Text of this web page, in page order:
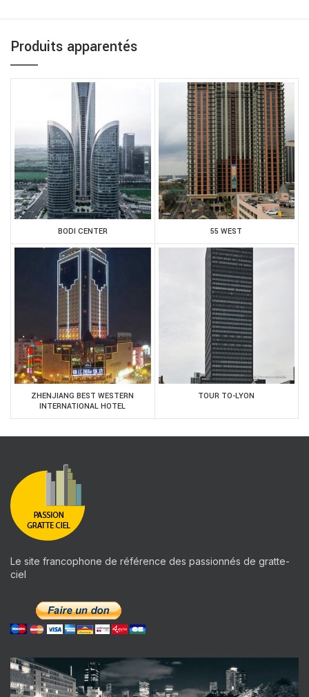
Produits apparentés
BODI CENTER 55 WEST
ZHENJIANG BEST WESTERN
INTERNATIONAL HOTEL
TOUR TO-LYON
Le site francophone de référence des passionnés de gratte-
ciel